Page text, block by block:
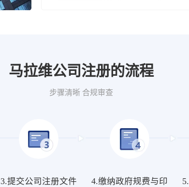
马拉维公司注册的流程
步骤清晰 合规审查
3.提交公司注册文件
4.缴纳政府规费与印